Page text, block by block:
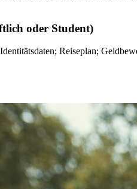
oder Student)
Reiseplan;